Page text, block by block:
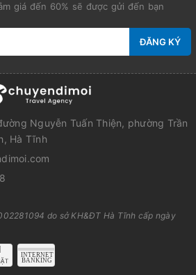
giá đến 60% sẽ được gửi đến bạn
ĐĂNG KÝ
Nguyễn Tuấn Thiện, phường Trần
Hà Tĩnh
do sở KH&ĐT Hà Tĩnh cấp ngày